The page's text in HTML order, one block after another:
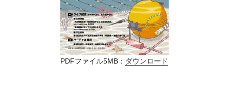
PDFファイル5MB： ダウンロード